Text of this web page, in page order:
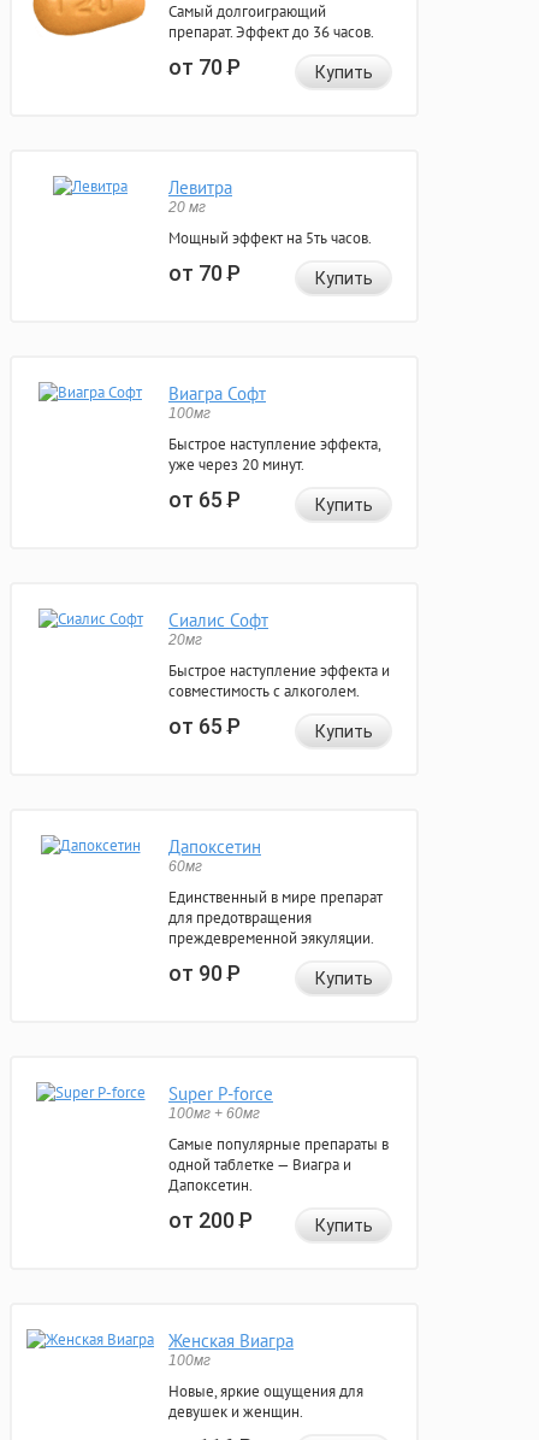
Самый долгоиграющий
препарат. Эффект до 36 часов.
от 70Р Купить
Левитра
20 мг
Мощный эффект на 5ть часов.
от 70Р Купить
Виагра Софт
100мг
Быстрое наступление эффекта,
уже через 20 минут.
от 65Р Купить
Сиалис Софт
20мг
Быстрое наступление эффекта и
совместимость с алкоголем.
от 65Р Купить
Дапоксетин
60мг
Единственный в мире препарат
для предотвращения
преждевременной эякуляции.
от 90Р Купить
Super P-force
100мг + 60мг
Самые популярные препараты в
одной таблетке — Виагра и
Дапоксетин.
от 200Р Купить
Женская Виагра
100мг
Новые, яркие ощущения для
девушек и женщин.